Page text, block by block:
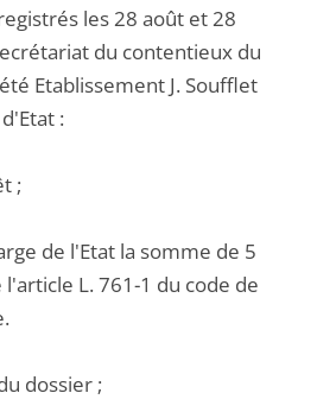
les 28 août et 28
du contentieux du
Etablissement J. Soufflet
:
;
de l'Etat la somme de 5
L. 761-1 du code de
dossier ;